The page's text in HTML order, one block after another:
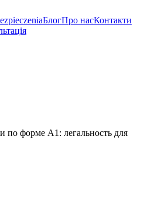
БлогПро насКонтакти
по форме А1: легальность для